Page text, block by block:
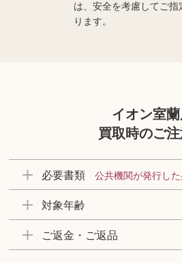
は、安全を考慮してご
ります。
イオン室
買取時のご
必要書類 公共機関が発行し
対象年齢
ご返金・ご返品